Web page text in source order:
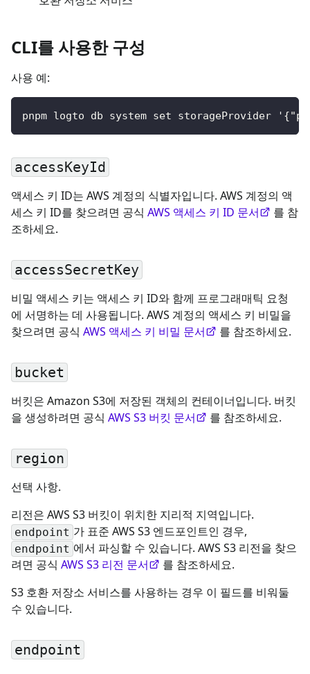
CLI를 사용한 구성
사용 예:
pnpm logto db system set storageProvider
accessKeyId
액세스 키 ID는 AWS 계정의 식별자입니다. AWS 계정의 액
세스 키 ID를 찾으려면 공식 AWS 액세스 키 ID 문서
를 참
조하세요.
accessSecretKey
비밀 액세스 키는 액세스 키 ID와 함께 프로그래매틱 요청
에 서명하는 데 사용됩니다. AWS 계정의 액세스 키 비밀을
찾으려면 공식 AWS 액세스 키 비밀 문서 를 참조하세요.
bucket
버킷은 Amazon S3에 저장된 객체의 컨테이너입니다. 버킷
을 생성하려면 공식 AWS S3 버킷 문서 를 참조하세요.
region
선택 사항.
리전은 AWS S3 버킷이 위치한 지리적 지역입니다.
endpoint 가 표준 AWS S3 엔드포인트인 경우,
endpoint 에서 파싱할 수 있습니다. AWS S3 리전을 찾으
려면 공식 AWS S3 리전 문서
를 참조하세요.
S3 호환 저장소 서비스를 사용하는 경우 이 필드를 비워둘
수 있습니다.
endpoint